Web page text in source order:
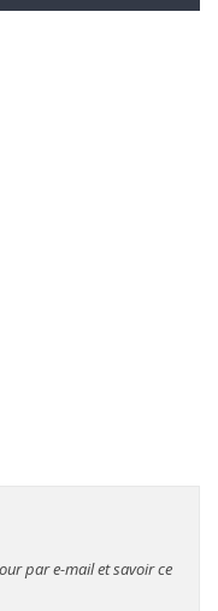
par e-mail et savoir ce